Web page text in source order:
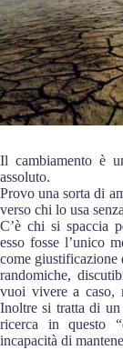
Il cambiamento è
assoluto.
Provo una sorta di
verso chi lo usa
C’è chi si spaccia
esso fosse l’unico
come giustificazione
randomiche,
vuoi vivere a caso,
Inoltre si tratta di
ricerca in questo
incapacità di